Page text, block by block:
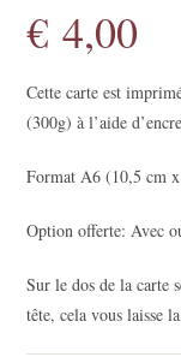
€ 4,00
Cette carte est
(300g) à l’aide
Format A6 (10,5 cm
Option offerte: Avec
Sur le dos de la carte
tête, cela vous laisse